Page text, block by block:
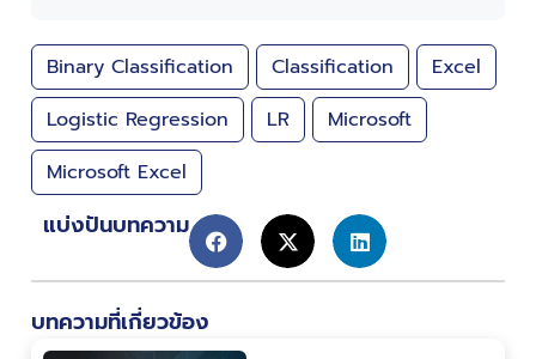
Binary Classification Classification
Excel
Logistic Regression
LR
Microsoft
Microsoft Excel
แบ่งปันบทความ
บทความที่เกี่ยวข้อง